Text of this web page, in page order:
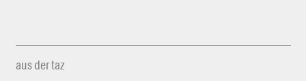
aus der taz